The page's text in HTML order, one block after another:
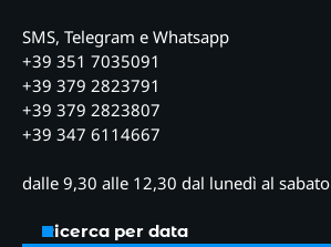
SMS, Telegram e Whatsapp
+39 351 7035091
+39 379 2823791
+39 379 2823807
+39 347 6114667
dalle 9,30 alle 12,30 dal lunedì al sabato
Ricerca per data